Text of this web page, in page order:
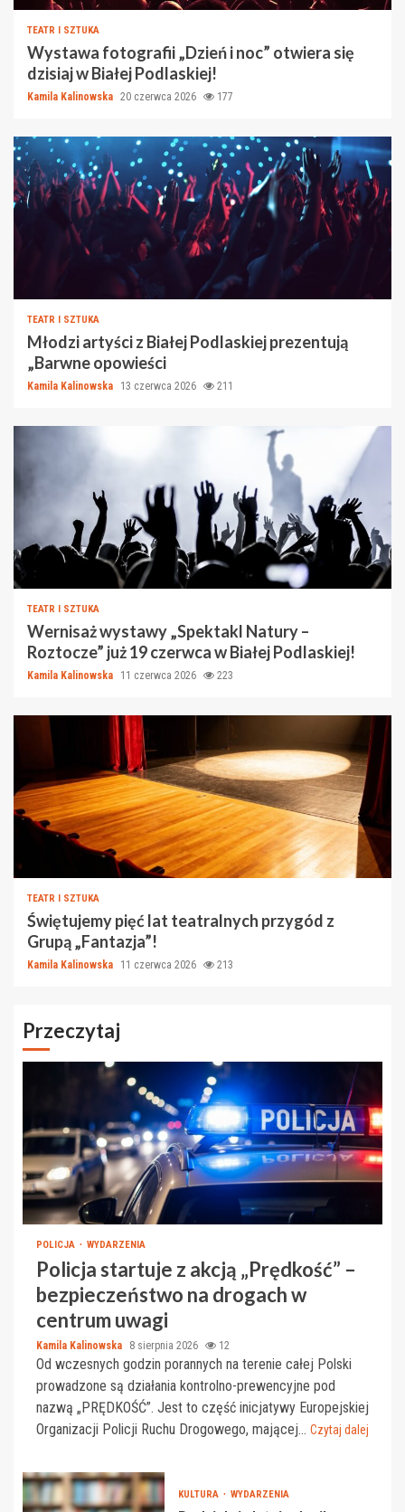
TEATR I SZTUKA
Wystawa fotografii „Dzień i noc” otwiera się
dzisiaj w Białej Podlaskiej!
Kamila Kalinowska 20 czerwca 2026 177
TEATR I SZTUKA
Młodzi artyści z Białej Podlaskiej prezentują
„Barwne opowieści
Kamila Kalinowska 13 czerwca 2026 211
TEATR I SZTUKA
Wernisaż wystawy „Spektakl Natury –
Roztocze” już 19 czerwca w Białej Podlaskiej!
Kamila Kalinowska 11 czerwca 2026 223
TEATR I SZTUKA
Świętujemy pięć lat teatralnych przygód z
Grupą „Fantazja”!
Kamila Kalinowska 11 czerwca 2026 213
Przeczytaj
POLICJA WYDARZENIA
Policja startuje z akcją „Prędkość” –
bezpieczeństwo na drogach w
centrum uwagi
Kamila Kalinowska 8 sierpnia 2026 12
Od wczesnych godzin porannych na terenie całej Polski
prowadzone są działania kontrolno-prewencyjne pod
nazwą „PRĘDKOŚĆ”. Jest to część inicjatywy Europejskiej
Organizacji Policji Ruchu Drogowego, mającej... Czytaj dalej
KULTURA WYDARZENIA